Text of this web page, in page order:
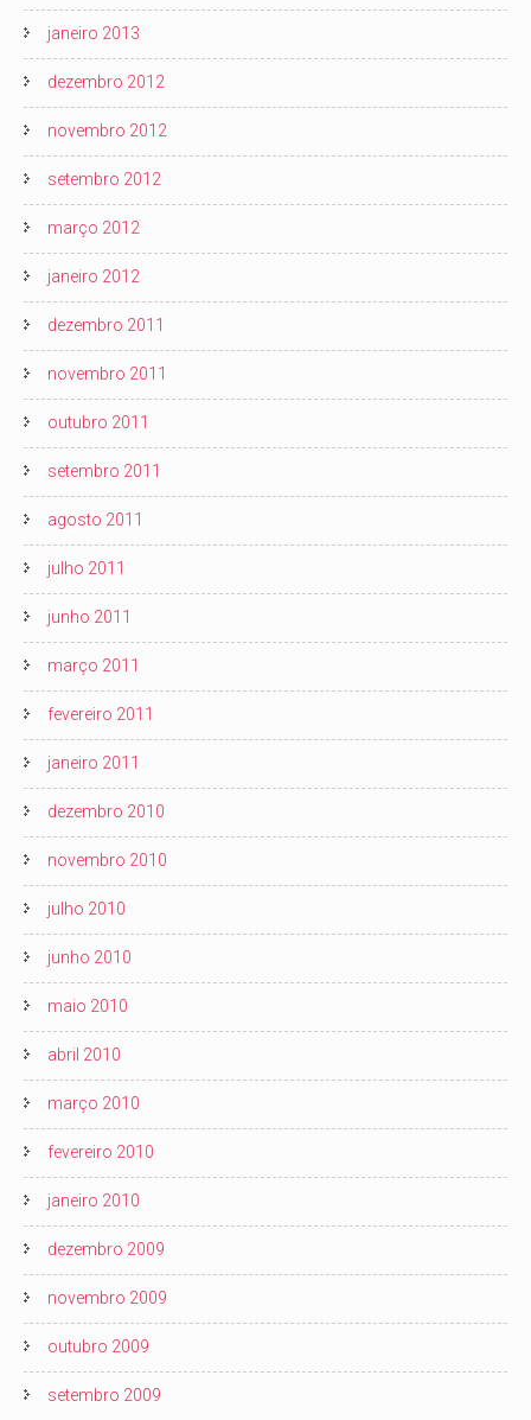
janeiro 2013
dezembro 2012
novembro 2012
setembro 2012
março 2012
janeiro 2012
dezembro 2011
novembro 2011
outubro 2011
setembro 2011
agosto 2011
julho 2011
junho 2011
março 2011
fevereiro 2011
janeiro 2011
dezembro 2010
novembro 2010
julho 2010
junho 2010
maio 2010
abril 2010
março 2010
fevereiro 2010
janeiro 2010
dezembro 2009
novembro 2009
outubro 2009
setembro 2009